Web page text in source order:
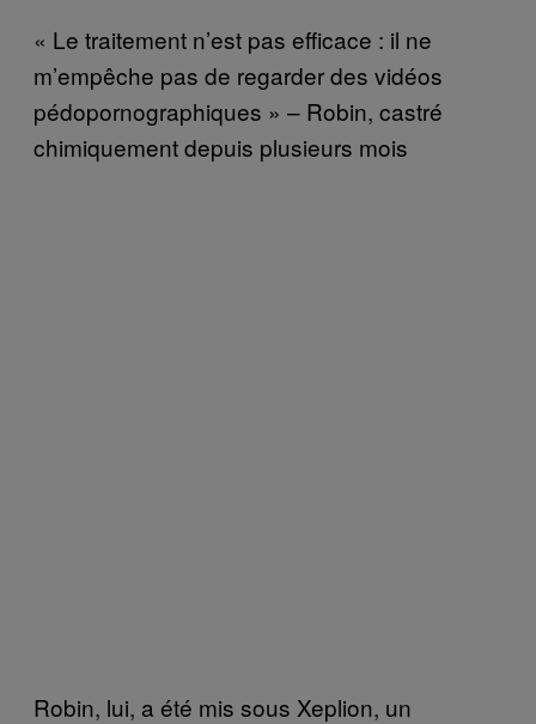
« Le traitement n’est pas efficace : il ne
m’empêche pas de regarder des vidéos
pédopornographiques » – Robin, castré
chimiquement depuis plusieurs mois
Robin, lui, a été mis sous Xeplion, un